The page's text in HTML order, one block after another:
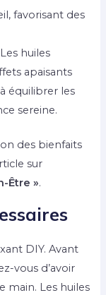
favorisant des
Les huiles
apaisants
équilibrer les
sereine.
des bienfaits
sur
Être ».
DIY. Avant
vous d’avoir
main. Les huiles